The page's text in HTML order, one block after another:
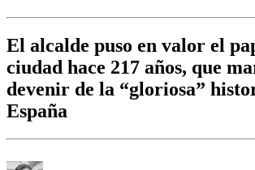
El alcalde puso en valor el
ciudad hace 217 años, que
devenir de la “gloriosa”
España